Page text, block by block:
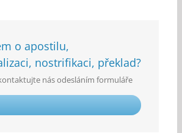
o apostilu,
nostrifikaci, překlad?
nás odesláním formuláře